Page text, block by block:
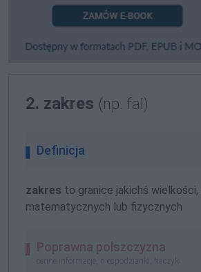
2. zakres (np. fal)
Definicja
zakres to granice jakichś wielkości,
matematycznych lub fizycznych
Poprawna polszczyzna
cenne informacje, niespodzianki, haczyki